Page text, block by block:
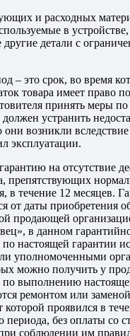
и расходных
в
другие детали с
– это срок, во время
товара имеет право
принять меры
устранить
они возникли
эксплуатации.
на отсутствие
препятствующих
в течение 12 месяцев.
от даты приобретения
продающей
в данном
настоящей гарантии
уполномоченными
можно получить у
по выполнению
ремонтом или
которой проявился в
периода, без оплаты со
соблюдении им